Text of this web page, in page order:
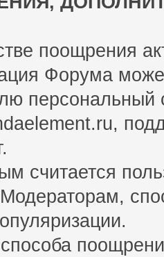
поощрения
Форума
персональный
считается